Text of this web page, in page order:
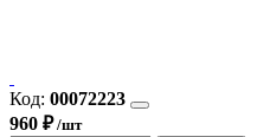
Код: 00072223
960 ₽/шт